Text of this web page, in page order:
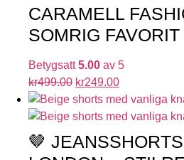
CARAMELL
SOMRIG FAVORIT
Betygsatt5.00 av 5
kr499.00 kr249.00
🤎